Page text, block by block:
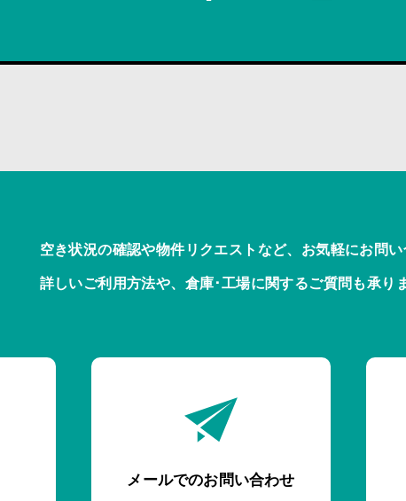
空き状況の確認や物件リクエストなど、お気軽にお問い
詳しいご利用方法や、倉庫･工場に関するご質問も承り
メールでのお問い合わせ